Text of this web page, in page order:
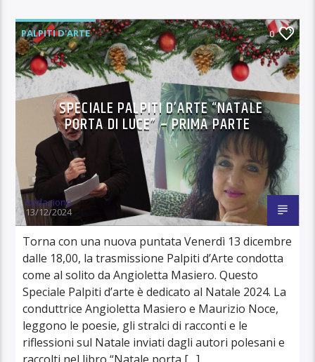
PALPITI D'ARTE 0
SPECIALE PALPITI D’ARTE “NATALE
PORTA DI LUCE” – PRIMA PARTE
Redazione
13/12/2024
Torna con una nuova puntata Venerdì 13 dicembre
dalle 18,00, la trasmissione Palpiti d’Arte condotta
come al solito da Angioletta Masiero. Questo
Speciale Palpiti d’arte è dedicato al Natale 2024. La
conduttrice Angioletta Masiero e Maurizio Noce,
leggono le poesie, gli stralci di racconti e le
riflessioni sul Natale inviati dagli autori polesani e